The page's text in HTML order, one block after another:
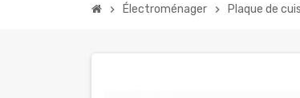
chevron_right Électroménager chevron_right Plaque de